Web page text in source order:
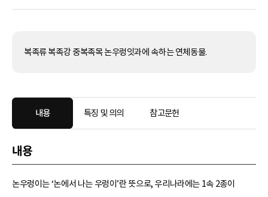
복족류 복족강 중복족목 논우렁잇과에 속하는 연체동물.
내용 특징 및 의의 참고문헌
내용
논우렁이는 ‘논에서 나는 우렁이’란 뜻으로, 우리나라에는 1속 2종이